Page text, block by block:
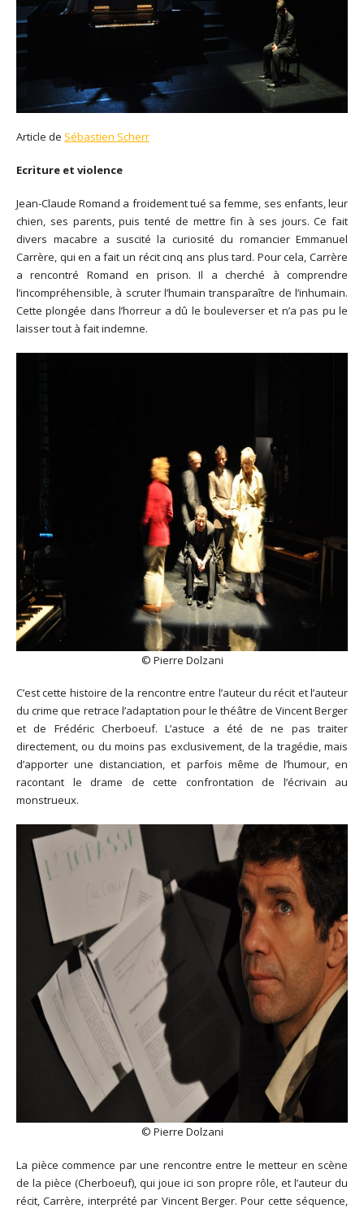
Article de Sébastien Scherr
Ecriture et violence
Jean-Claude Romand a froidement tué sa femme, ses enfants, leur
chien, ses parents, puis tenté de mettre fin à ses jours. Ce fait
divers macabre a suscité la curiosité du romancier Emmanuel
Carrère, qui en a fait un récit cinq ans plus tard. Pour cela, Carrère
a rencontré Romand en prison. Il a cherché à comprendre
l’incompréhensible, à scruter l’humain transparaître de l’inhumain.
Cette plongée dans l’horreur a dû le bouleverser et n’a pas pu le
laisser tout à fait indemne.
© Pierre Dolzani
C’est cette histoire de la rencontre entre l’auteur du récit et l’auteur
du crime que retrace l’adaptation pour le théâtre de Vincent Berger
et de Frédéric Cherboeuf. L’astuce a été de ne pas traiter
directement, ou du moins pas exclusivement, de la tragédie, mais
d’apporter une distanciation, et parfois même de l’humour, en
racontant le drame de cette confrontation de l’écrivain au
monstrueux.
© Pierre Dolzani
La pièce commence par une rencontre entre le metteur en scène
de la pièce (Cherboeuf), qui joue ici son propre rôle, et l’auteur du
récit, Carrère, interprété par Vincent Berger. Pour cette séquence,